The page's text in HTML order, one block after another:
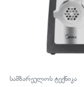
სამზარეულოს ტექნიკა